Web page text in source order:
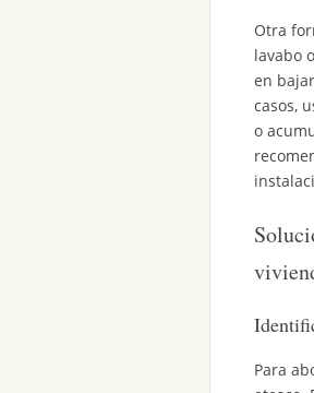
Otra
lavabo
en
casos,
o
Para